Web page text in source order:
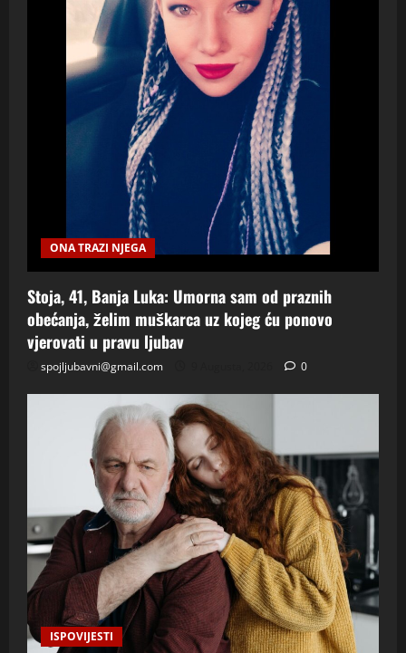
ONA TRAZI NJEGA
Stoja, 41, Banja Luka: Umorna sam od praznih
obećanja, želim muškarca uz kojeg ću ponovo
vjerovati u pravu ljubav
spojljubavni@gmail.com 0
ISPOVIJESTI